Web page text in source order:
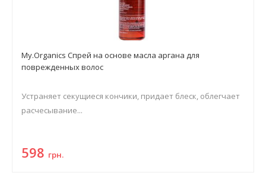
My.Organics Спрей на основе масла аргана для
поврежденных волос
Устраняет секущиеся кончики, придает блеск, облегчает
расчесывание...
598 грн.